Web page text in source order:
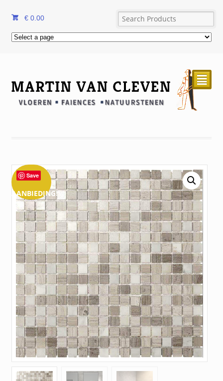
€ 0.00
²
AANBIEDING!
Save